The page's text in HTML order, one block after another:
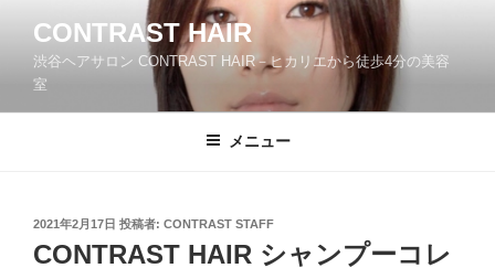
ツ
CONTRAST HAIR
渋谷ヘアサロン CONTRAST HAIR－ヒカリエから徒歩4分の美容
室
メニュー
投
稿
日:
2021年2月17日 投稿者: CONTRAST STAFF
CONTRAST HAIR シャンプーコレ